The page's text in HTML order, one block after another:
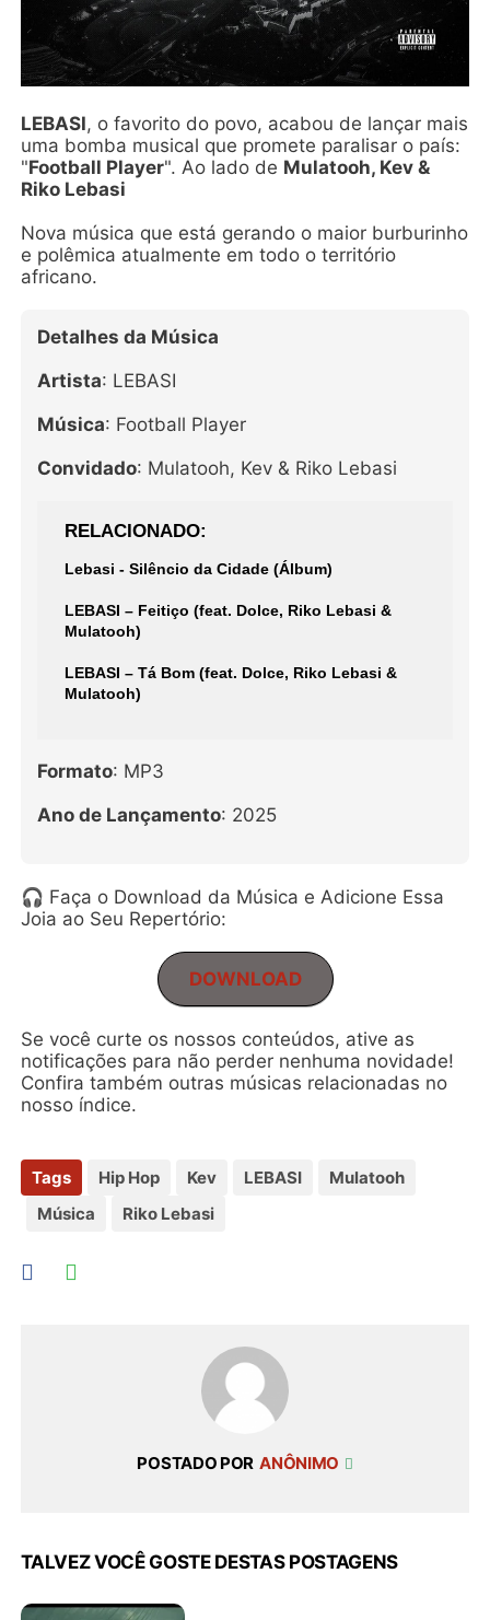
LEBASI, o favorito do povo, acabou de lançar mais
uma bomba musical que promete paralisar o país:
"Football Player". Ao lado de Mulatooh, Kev &
Riko Lebasi
Nova música que está gerando o maior burburinho
e polêmica atualmente em todo o território
africano.
Detalhes da Música
Artista: LEBASI
Música: Football Player
Convidado: Mulatooh, Kev & Riko Lebasi
RELACIONADO
Lebasi - Silêncio da Cidade (Álbum)
LEBASI – Feitiço (feat. Dolce, Riko Lebasi &
Mulatooh)
LEBASI – Tá Bom (feat. Dolce, Riko Lebasi &
Mulatooh)
Formato: MP3
Ano de Lançamento: 2025
🎧 Faça o Download da Música e Adicione Essa
Joia ao Seu Repertório:
DOWNLOAD
Se você curte os nossos conteúdos, ative as
notificações para não perder nenhuma novidade!
Confira também outras músicas relacionadas no
nosso índice.
Tags Hip Hop Kev LEBASI
Mulatooh
Música
Riko Lebasi
POSTADO POR ANÔNIMO
TALVEZ VOCÊ GOSTE DESTAS POSTAGENS